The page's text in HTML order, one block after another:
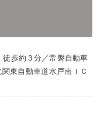
徒歩約３分／常磐自動車
東自動車道水戸南ＩＣ